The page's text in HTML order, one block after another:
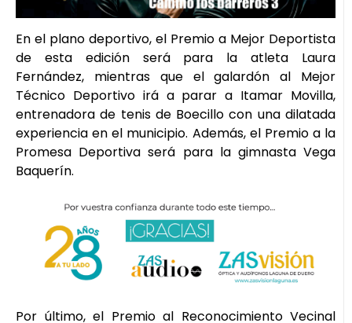
En el plano deportivo, el Premio a Mejor Deportista
de esta edición será para la atleta Laura
Fernández, mientras que el galardón al Mejor
Técnico Deportivo irá a parar a Itamar Movilla,
entrenadora de tenis de Boecillo con una dilatada
experiencia en el municipio. Además, el Premio a la
Promesa Deportiva será para la gimnasta Vega
Baquerín.
Por último, el Premio al Reconocimiento Vecinal